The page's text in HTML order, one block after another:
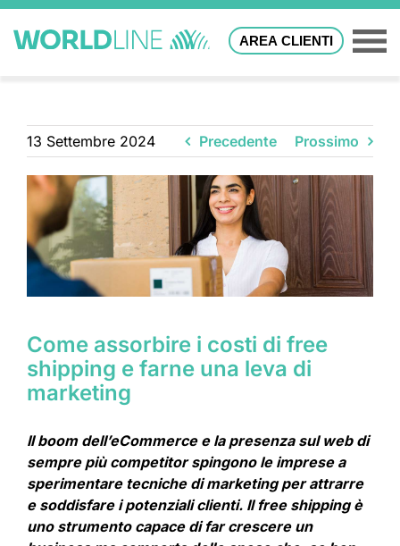
AREA CLIENTI
13 Settembre 2024 Precedente Prossimo
Come assorbire i costi di free
shipping e farne una leva di
marketing
Il boom dell’eCommerce e la presenza sul web di
sempre più competitor spingono le imprese a
sperimentare tecniche di marketing per attrarre
e soddisfare i potenziali clienti. Il free shipping è
uno strumento capace di far crescere un